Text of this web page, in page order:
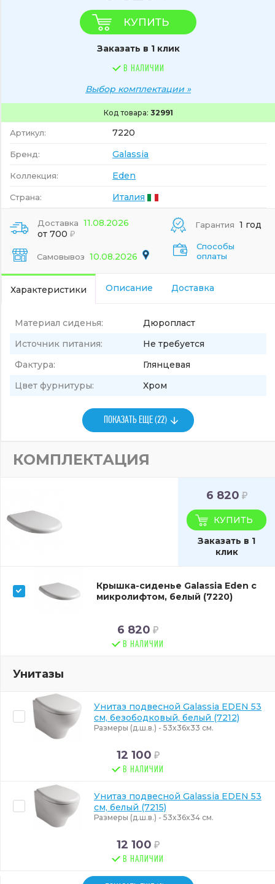
Код товара: 32991
Артикул: 7220
Бренд: Galassia
Коллекция: Eden
Страна: Италия
КУПИТЬ
Заказать в 1 клик
В НАЛИЧИИ
Выбор комплектации »
Доставка 11.08.2026
от 700
Самовывоз 10.08.2026
Гарантия 1 год
Способы
оплаты
Характеристики Описание Доставка
Материал сиденья:
Дюропласт
Источник питания:
Не требуется
Фактура:
Глянцевая
Цвет фурнитуры:
Хром
ПОКАЗАТЬ ЕЩЕ (22)
КОМПЛЕКТАЦИЯ
6 820
КУПИТЬ
Заказать в 1
клик
Крышка-сиденье Galassia Eden с
микролифтом, белый (7220)
6 820
В НАЛИЧИИ
Унитазы
Унитаз подвесной Galassia EDEN 53
см, безободковый, белый (7212)
Размеры (д.ш.в.) - 53x36x33 см.
12 100
В НАЛИЧИИ
Унитаз подвесной Galassia EDEN 53
см, белый (7215)
Размеры (д.ш.в.) - 53x36x34 см.
12 100
В НАЛИЧИИ